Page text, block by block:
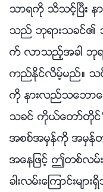
သာရကို သိသင့္ၿပီး
သည္ ဘုရားသခင္၏ သ
က္ လာသည့္အခါ ဘု
ကည္ႏိုင္လိမ့္မည္။ သင္
ကို နားလည္သေဘာ
သခင္ ကိုယ္ေတာ္တိုင္”
အစစ္အမွန္ကို အမွန္
အေနျဖင့္ ဤတစ္လမ္
ခားလမ္းေၾကာင္း